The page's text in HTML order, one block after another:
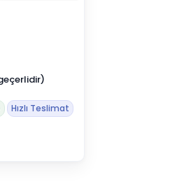
Hızlı Teslimat